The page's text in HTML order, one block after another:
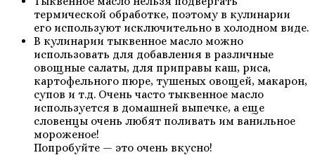
термической обработке, поэтому в кулинарии
его используют исключительно в холодном виде.
В кулинарии тыквенное масло можно
использовать для добавления в различные
овощные салаты, для приправы каш, риса,
картофельного пюре, тушеных овощей, макарон,
супов и т.д. Очень часто тыквенное масло
используется в домашней выпечке, а еще
словенцы очень любят поливать им ванильное
мороженое!
Попробуйте — это очень вкусно!